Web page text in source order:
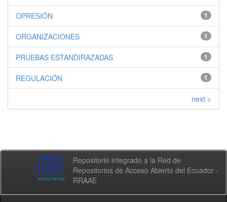
1
OPRESIÓN
1
ORGANIZACIONES
1
PRUEBAS ESTANDIRAZADAS
1
REGULACIÓN
next >
Repositorio integrado a la Red de
Repositorios de Acceso Abierto del Ecuador -
RRAAE